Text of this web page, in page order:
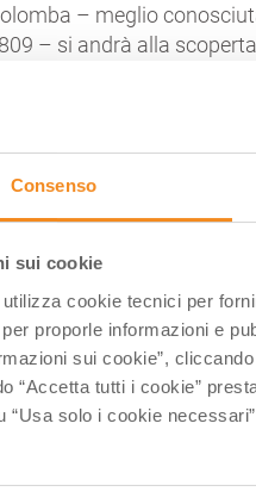
Consenso
sui cookie
cookie tecnici per
proporle informazioni e
sui cookie”,
“Accetta tutti i cookie”
“Usa solo i cookie
– meglio
– si andrà alla
Grazie, subito fuori
weekend del
orme di Santa Chiara
che sorge in
visita al Monastero di
costruita a